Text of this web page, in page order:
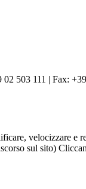
503 111 | Fax:
velocizzare
sul sito)